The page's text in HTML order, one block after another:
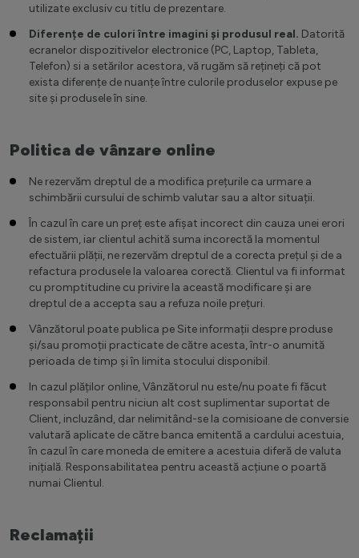
utilizate exclusiv cu titlu de prezentare.
Diferențe de culori între imagini și produsul real. Datorită
ecranelor dispozitivelor electronice (PC, Laptop, Tableta,
Telefon) si a setărilor acestora, vă rugăm să rețineți că pot
exista diferențe de nuanțe între culorile produselor expuse pe
site și produsele în sine.
Politica de vânzare online
Ne rezervăm dreptul de a modifica prețurile ca urmare a
schimbării cursului de schimb valutar sau a altor situații.
În cazul în care un preț este afișat incorect din cauza unei erori
de sistem, iar clientul achită suma incorectă la momentul
efectuării plății, ne rezervăm dreptul de a corecta prețul și de a
refactura produsele la valoarea corectă. Clientul va fi informat
cu promptitudine cu privire la această modificare și are
dreptul de a accepta sau a refuza noile prețuri.
Vânzătorul poate publica pe Site informații despre produse
și/sau promoții practicate de către acesta, într-o anumită
perioada de timp și în limita stocului disponibil.
In cazul plăților online, Vânzătorul nu este/nu poate fi făcut
responsabil pentru niciun alt cost suplimentar suportat de
Client, incluzând, dar nelimitând-se la comisioane de conversie
valutară aplicate de către banca emitentă a cardului acestuia,
în cazul în care moneda de emitere a acestuia diferă de valuta
inițială. Responsabilitatea pentru această acțiune o poartă
numai Clientul.
Reclamații